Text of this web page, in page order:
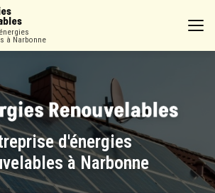
à Narbonne
d'énergies
à Narbonne